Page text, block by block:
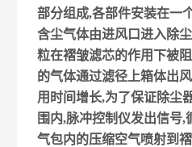
部分组成,各部件安装在一
含尘气体由进风口进入除
粒在褶皱滤芯的作用下被
的气体通过滤径上箱体出
用时间增长,为了保证除尘
围内,脉冲控制仪发出信号
气包内的压缩空气喷射到